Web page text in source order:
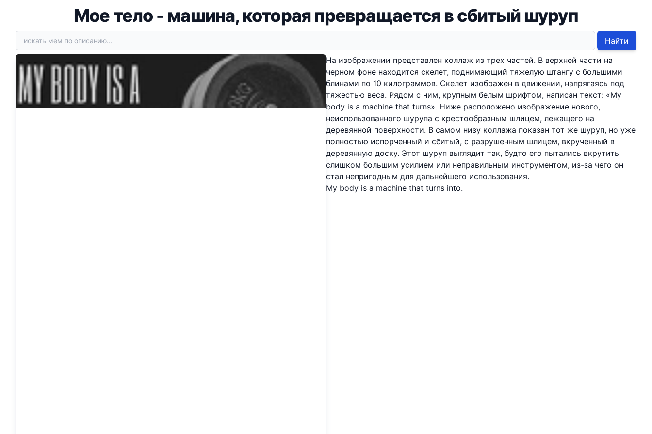
Мое тело - машина, которая превращается в сбитый шуруп
Найти
На изображении представлен коллаж из трех частей. В верхней части на
черном фоне находится скелет, поднимающий тяжелую штангу с большими
блинами по 10 килограммов. Скелет изображен в движении, напрягаясь под
тяжестью веса. Рядом с ним, крупным белым шрифтом, написан текст: «My
body is a machine that turns». Ниже расположено изображение нового,
неиспользованного шурупа с крестообразным шлицем, лежащего на
деревянной поверхности. В самом низу коллажа показан тот же шуруп, но уже
полностью испорченный и сбитый, с разрушенным шлицем, вкрученный в
деревянную доску. Этот шуруп выглядит так, будто его пытались вкрутить
слишком большим усилием или неправильным инструментом, из-за чего он
стал непригодным для дальнейшего использования.
My body is a machine that turns into.